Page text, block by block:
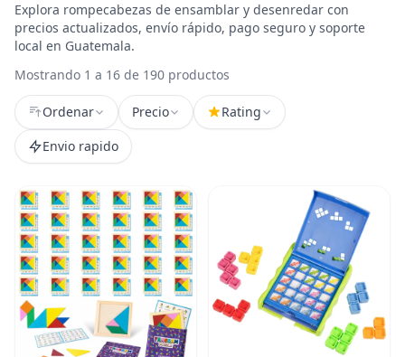
Explora rompecabezas de ensamblar y desenredar con
precios actualizados, envío rápido, pago seguro y soporte
local en Guatemala.
Mostrando 1 a 16 de 190 productos
Ordenar Precio
Rating
Envio rapido